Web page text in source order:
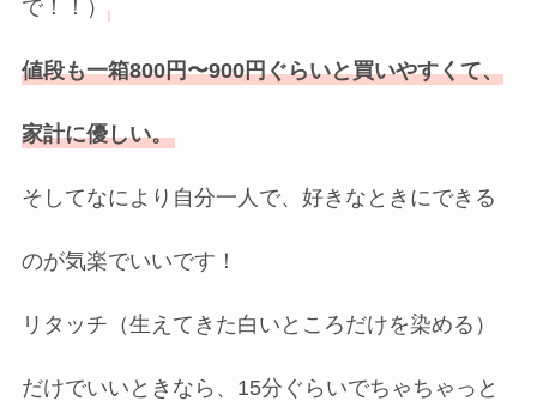
で！！）
値段も一箱800円〜900円ぐらいと買いやすくて、
家計に優しい。
そしてなにより自分一人で、好きなときにできる
のが気楽でいいです！
リタッチ（生えてきた白いところだけを染める）
だけでいいときなら、15分ぐらいでちゃちゃっと